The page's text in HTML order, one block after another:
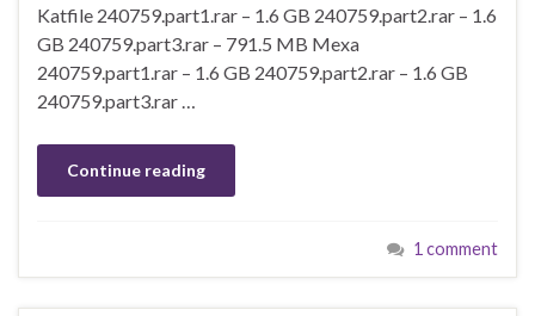
Katfile 240759.part1.rar – 1.6 GB 240759.part2.rar – 1.6
GB 240759.part3.rar – 791.5 MB Mexa
240759.part1.rar – 1.6 GB 240759.part2.rar – 1.6 GB
240759.part3.rar …
Continue reading
1 comment